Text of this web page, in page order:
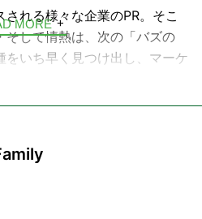
ィ『Steenz
』ページ →
れる様々な企業のPR。そこ
そして情熱は、次の「バズの
いち早く見つけ出し、マーケ
MORE